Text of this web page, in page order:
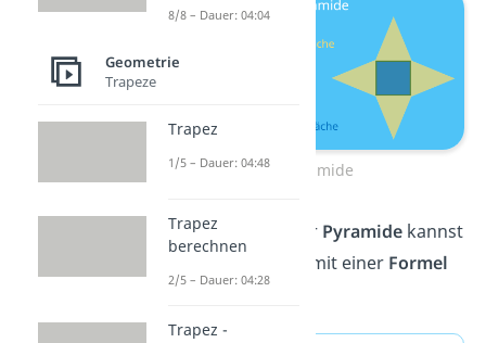
Pyramide
DasVolumen der Pyramide kannst
du ganz einfach mit einerFormel
berechnen
8/8 – Dauer: 04:04
Geometrie
Trapeze
Trapez
1/5 – Dauer: 04:48
Trapez
berechnen
2/5 – Dauer: 04:28
Trapez -